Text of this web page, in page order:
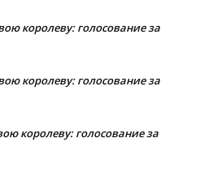
королеву: голосование за
королеву: голосование за
королеву: голосование за